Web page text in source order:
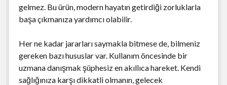
gelmez. Bu ürün, modern hayatın getirdiği zorluklarla
başa çıkmanıza yardımcı olabilir.
Her ne kadar jararları saymakla bitmese de, bilmeniz
gereken bazı hususlar var. Kullanım öncesinde bir
uzmana danışmak şüphesiz en akıllıca hareket. Kendi
sağlığınıza karşı dikkatli olmanın, gelecek